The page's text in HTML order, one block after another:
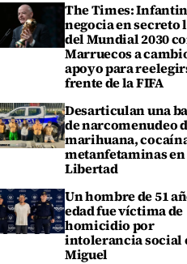
The Times:
negocia en secreto
del Mundial 2030
Marruecos a
apoyo para
frente de la FIFA
Desarticulan una
de narcomenudeo
marihuana,
metanfetaminas en
Libertad
Un hombre de 51
edad fue víctima de
homicidio por
intolerancia social
Miguel